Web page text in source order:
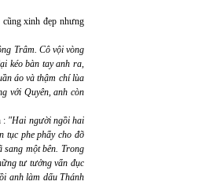
xinh đẹp nhưng
Trâm. Cô vội vòng
kéo bàn tay anh ra,
áo và thậm chí lùa
với Quyên, anh còn
: "Hai người ngồi hai
tục phe phẩy cho đỡ
sang một bên. Trong
tư tưởng vẩn đục
anh làm dấu Thánh